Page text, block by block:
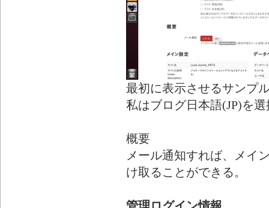
最初に表示させるサンプ
私はブログ日本語(JP)を選
概要
メール通知すれば、メイ
け取ることができる。